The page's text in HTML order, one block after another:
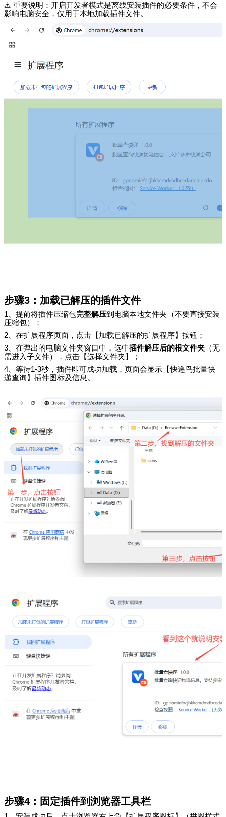
⚠️ 重要说明：开启开发者模式是离线安装插件的必要条件，不会
影响电脑安全，仅用于本地加载插件文件。
步骤3 ：加载已解压的插件文件
1 、提前将插件压缩包完整解压到电脑本地文件夹（不要直接安装
压缩包）；
2 、在扩展程序页面，点击【加载已解压的扩展程序】按钮；
3 、在弹出的电脑文件夹窗口中，选中插件解压后的根文件夹 （无
需进入子文件），点击【选择文件夹】；
4 、等待1-3秒，插件即可成功加载，页面会显示【快递鸟批量快
递查询】插件图标及信息。
步骤4 ：固定插件到浏览器工具栏